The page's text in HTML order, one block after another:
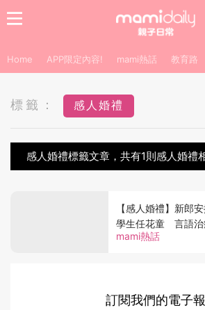
Home APP限定內容! mami熱話 教育路
標籤： 感人婚禮
感人婚禮標籤文章，共有1則感人婚禮
mami熱話
【感人婚禮】新郎
學生任花童 言語治
場面惹哭網民
訂閱我們的電子報